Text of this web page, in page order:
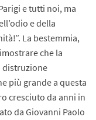
e tutti noi, ma
e della
La bestemmia,
che la
distruzione
più grande a questa
cresciuto da anni in
da Giovanni Paolo